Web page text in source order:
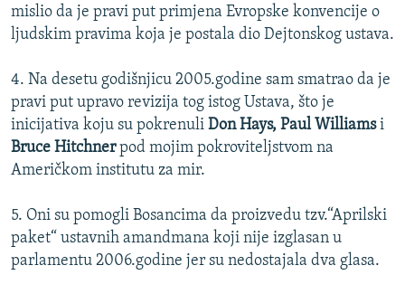
mislio da je pravi put primjena Evropske konvencije o
ljudskim pravima koja je postala dio Dejtonskog ustava.
4. Na desetu godišnjicu 2005.godine sam smatrao da je
pravi put upravo revizija tog istog Ustava, što je
inicijativa koju su pokrenuli Don Hays, Paul Williamsi
Bruce Hitchnerpod mojim pokroviteljstvom na
Američkom institutu za mir.
5. Oni su pomogli Bosancima da proizvedu tzv.“Aprilski
paket“ ustavnih amandmana koji nije izglasan u
parlamentu 2006.godine jer su nedostajala dva glasa.